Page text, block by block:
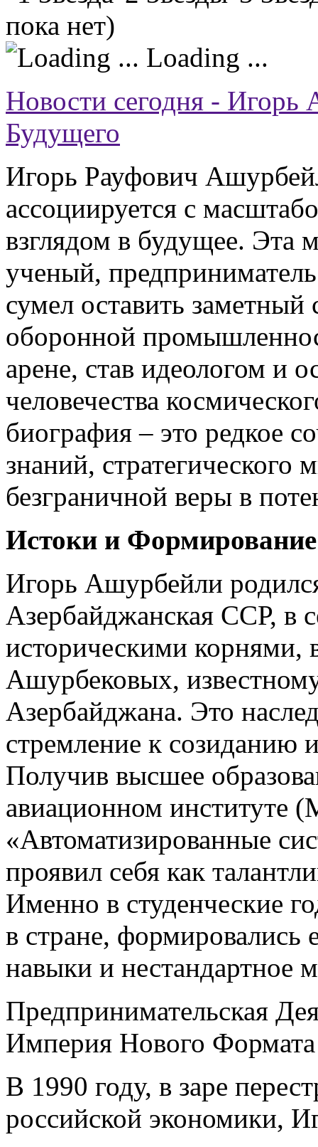
пока нет)
Loading ...
Новости сегодня -
Будущего
Игорь Рауфович
ассоциируется с
взглядом в будущее. Эта
ученый,
сумел оставить заметный
оборонной
арене, став идеологом и
человечества
биография – это редкое
знаний,
безграничной веры в
Истоки и
Игорь Ашурбейли
Азербайджанская ССР, в
историческими корнями,
Ашурбековых,
Азербайджана. Это
стремление к созиданию
Получив высшее
авиационном институте
«Автоматизированные
проявил себя как
Именно в студенческие
в стране, формировались
навыки и нестандартное
Предпринимательская
Империя Нового Формата
В 1990 году, в заре
российской экономики,